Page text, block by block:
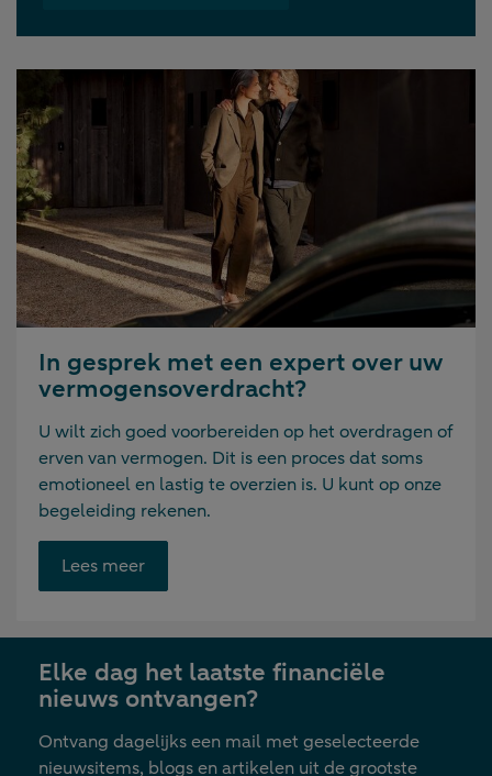
In gesprek met een expert over uw
vermogensoverdracht?
U wilt zich goed voorbereiden op het overdragen of
erven van vermogen. Dit is een proces dat soms
emotioneel en lastig te overzien is. U kunt op onze
begeleiding rekenen.
Lees meerOpent
link
nieuwe
tab
Elke dag het laatste financiële
nieuws ontvangen?
Ontvang dagelijks een mail met geselecteerde
nieuwsitems, blogs en artikelen uit de grootste